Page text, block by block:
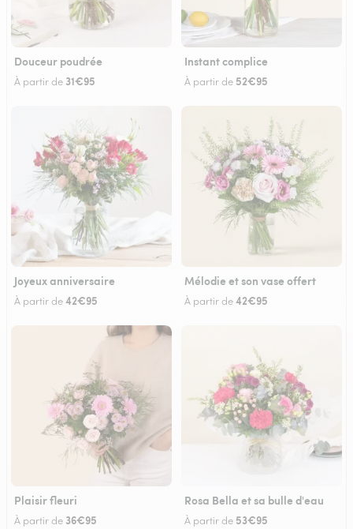
Douceur poudrée
À partir de 31€95
Instant complice
À partir de 52€95
Joyeux anniversaire
À partir de42€95
Mélodie et son vase offert
À partir de42€95
Plaisir fleuri
À partir de 36€95
Rosa Bella et sa bulle d'eau
À partir de 53€95